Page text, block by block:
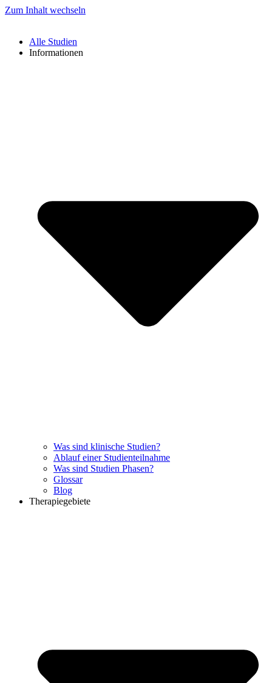
Zum Inhalt wechseln
Alle Studien
Informationen
Was sind klinische Studien?
Ablauf einer Studienteilnahme
Was sind Studien Phasen?
Glossar
Blog
Therapiegebiete